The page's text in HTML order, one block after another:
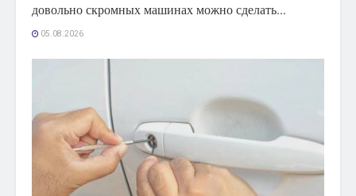
довольно скромных машинах можно сделать...
05.08.2026